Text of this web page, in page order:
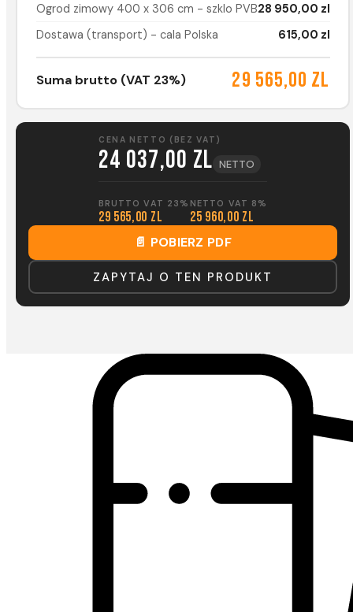
Ogrod zimowy 400 x 306 cm - szklo PVB28 950,00 zl
Dostawa (transport) - cala Polska
615,00 zl
Suma brutto (VAT 23%) 29 565,00 zl
CENA NETTO (BEZ VAT)
24 037,00 zl NETTO
BRUTTO VAT 23%
29 565,00 zl
NETTO VAT 8%
25 960,00 zl
📄 POBIERZ PDF
ZAPYTAJ O TEN PRODUKT